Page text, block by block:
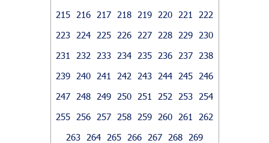
215
216 217 218 219 220 221
222
223
224 225 226 227 228 229
230
231
232 233 234 235 236 237
238
239
240 241 242 243 244 245
246
247
248 249 250 251 252 253
254
255
256 257 258 259 260 261
262
263
264 265 266 267 268 269